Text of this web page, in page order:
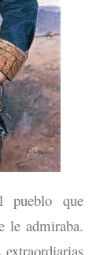
pueblo que
le admiraba.